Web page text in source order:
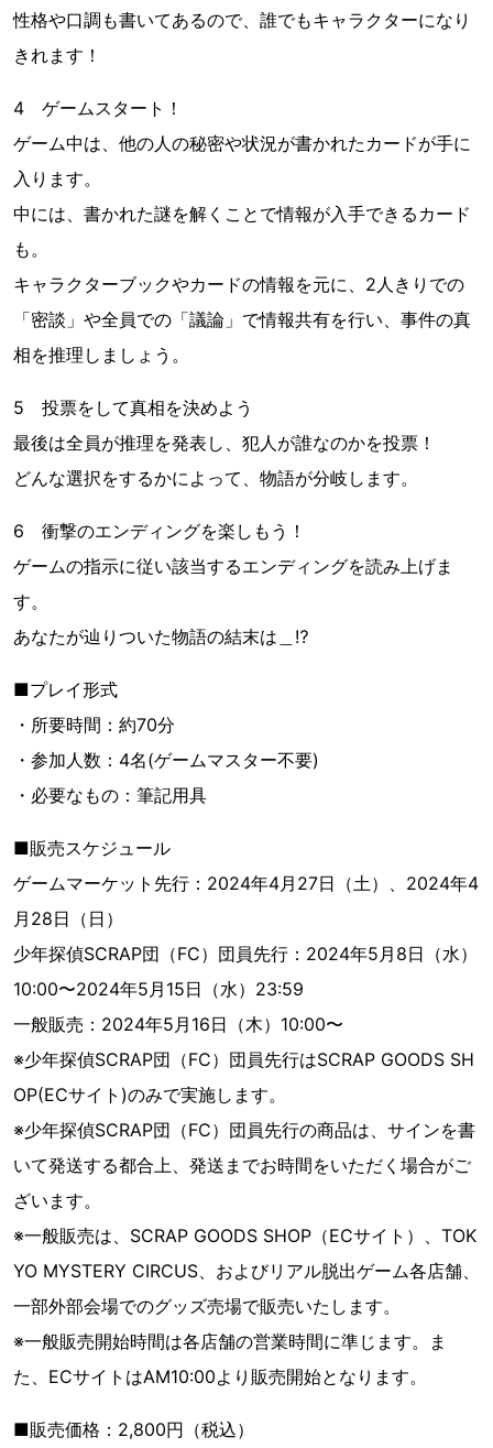
性格や口調も書いてあるので、誰でもキャラクターになり
きれます！
4 ゲームスタート！
ゲーム中は、他の人の秘密や状況が書かれたカードが手に
入ります。
中には、書かれた謎を解くことで情報が入手できるカード
も。
キャラクターブックやカードの情報を元に、2人きりでの
「密談」や全員での「議論」で情報共有を行い、事件の真
相を推理しましょう。
5 投票をして真相を決めよう
最後は全員が推理を発表し、犯人が誰なのかを投票！
どんな選択をするかによって、物語が分岐します。
6 衝撃のエンディングを楽しもう！
ゲームの指示に従い該当するエンディングを読み上げま
す。
あなたが辿りついた物語の結末は＿⁉︎
■プレイ形式
・所要時間：約70分
・参加人数：4名(ゲームマスター不要)
・必要なもの：筆記用具
■販売スケジュール
ゲームマーケット先行：2024年4月27日（土）、2024年4
月28日（日）
少年探偵SCRAP団（FC）団員先行：2024年5月8日（水）
10:00〜2024年5月15日（水）23:59
一般販売：2024年5月16日（木）10:00〜
※少年探偵SCRAP団（FC）団員先行はSCRAP GOODS SH
OP(ECサイト)のみで実施します。
※少年探偵SCRAP団（FC）団員先行の商品は、サインを書
いて発送する都合上、発送までお時間をいただく場合がご
ざいます。
※一般販売は、SCRAP GOODS SHOP（ECサイト）、TOK
YO MYSTERY CIRCUS、およびリアル脱出ゲーム各店舗、
一部外部会場でのグッズ売場で販売いたします。
※一般販売開始時間は各店舗の営業時間に準じます。ま
た、ECサイトはAM10:00より販売開始となります。
■販売価格：2,800円（税込）